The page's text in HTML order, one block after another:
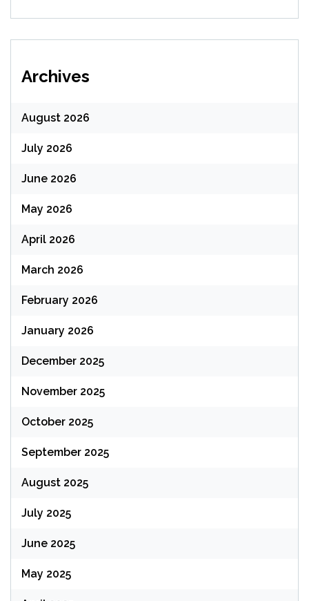
Archives
August 2026
July 2026
June 2026
May 2026
April 2026
March 2026
February 2026
January 2026
December 2025
November 2025
October 2025
September 2025
August 2025
July 2025
June 2025
May 2025